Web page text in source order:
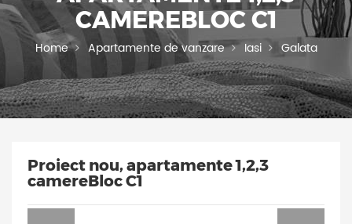
CAMEREBLOC C1
Home Apartamente de vanzare Iasi Galata
Proiect nou, apartamente 1,2,3
camereBloc C1